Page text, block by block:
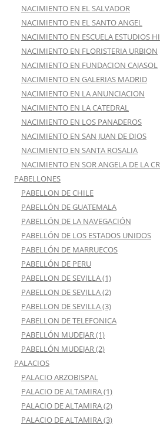
NACIMIENTO EN EL SALVADOR
NACIMIENTO EN EL SANTO ANGEL
NACIMIENTO EN ESCUELA ESTUDIOS
NACIMIENTO EN FLORISTERIA URBION
NACIMIENTO EN FUNDACION CAJASOL
NACIMIENTO EN GALERIAS MADRID
NACIMIENTO EN LA ANUNCIACION
NACIMIENTO EN LA CATEDRAL
NACIMIENTO EN LOS PANADEROS
NACIMIENTO EN SAN JUAN DE DIOS
NACIMIENTO EN SANTA ROSALIA
NACIMIENTO EN SOR ANGELA DE LA
PABELLONES
PABELLON DE CHILE
PABELLÓN DE GUATEMALA
PABELLÓN DE LA NAVEGACIÓN
PABELLÓN DE LOS ESTADOS UNIDOS
PABELLÓN DE MARRUECOS
PABELLÓN DE PERU
PABELLON DE SEVILLA (1)
PABELLON DE SEVILLA (2)
PABELLON DE SEVILLA (3)
PABELLON DE TELEFONICA
PABELLÓN MUDEJAR (1)
PABELLÓN MUDEJAR (2)
PALACIOS
PALACIO ARZOBISPAL
PALACIO DE ALTAMIRA (1)
PALACIO DE ALTAMIRA (2)
PALACIO DE ALTAMIRA (3)